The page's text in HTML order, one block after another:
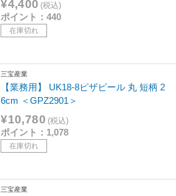
¥4,400 (税込)
ポイント：440
在庫切れ
三宝産業
【業務用】 UK18-8ピザピール 丸 短柄 2
6cm ＜GPZ2901＞
¥10,780 (税込)
ポイント：1,078
在庫切れ
三宝産業